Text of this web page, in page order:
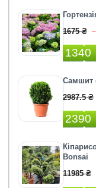
1675 ₴
1340
Самшит
2987.5 ₴
2390
Bonsai
11985 ₴